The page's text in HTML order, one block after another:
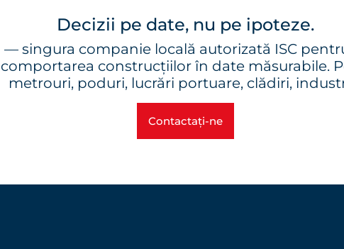
Decizii pe date, nu pe ipoteze.
— singura companie locală autorizată ISC
construcțiilor în date măsurabile.
metrouri, poduri, lucrări portuare, clădiri,
Contactați-ne